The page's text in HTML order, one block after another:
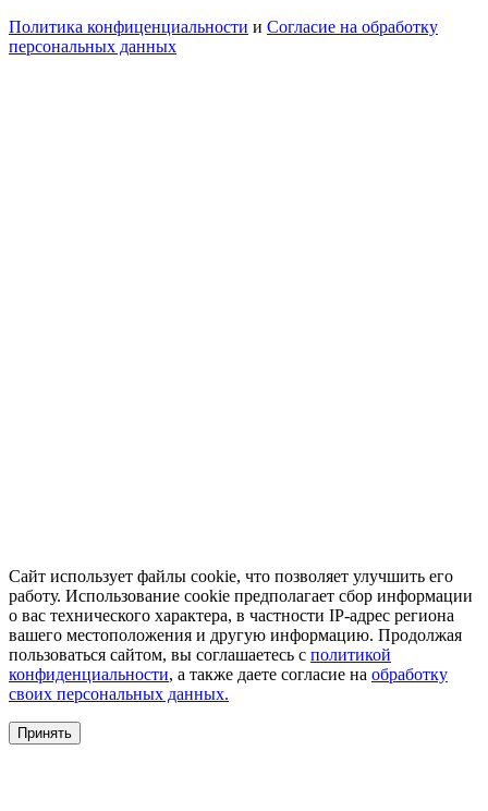
Политика конфиценциальности и Согласие на обработку
персональных данных
Сайт использует файлы cookie, что позволяет улучшить его
работу. Использование cookie предполагает сбор информации
о вас технического характера, в частности IP-адрес региона
вашего местоположения и другую информацию. Продолжая
пользоваться сайтом, вы соглашаетесь с политикой
конфиденциальности, а также даете согласие на обработку
своих персональных данных.
Принять